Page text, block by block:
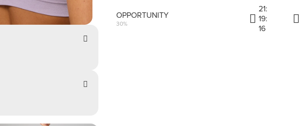
OPPORTUNITY
30%
21:
19:
16